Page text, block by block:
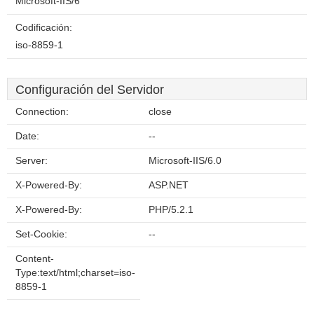
Codificación:
iso-8859-1
Configuración del Servidor
Connection: close
Date: --
Server: Microsoft-IIS/6.0
X-Powered-By: ASP.NET
X-Powered-By: PHP/5.2.1
Set-Cookie: --
Content-
Type:text/html;charset=iso-
8859-1